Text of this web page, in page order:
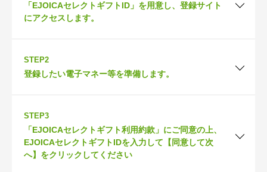
「EJOICAセレクトギフトID」を用意し、登録サイト
にアクセスします。
STEP2
登録したい電子マネー等を準備します。
STEP3
「EJOICAセレクトギフト利用約款」にご同意の上、
EJOICAセレクトギフトIDを入力して【同意して次
へ】をクリックしてください